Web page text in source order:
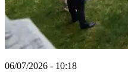
06/07/2026 - 10:18